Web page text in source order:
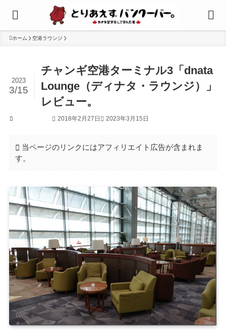
ホーム 空港ラウンジ
チャンギ空港ターミナル3「dnata
Lounge（ディナタ・ラウンジ）」
レビュー。
2023
3/15
2018年2月27日 2023年3月15日
当ページのリンクにはアフィリエイト広告が含まれま
す。